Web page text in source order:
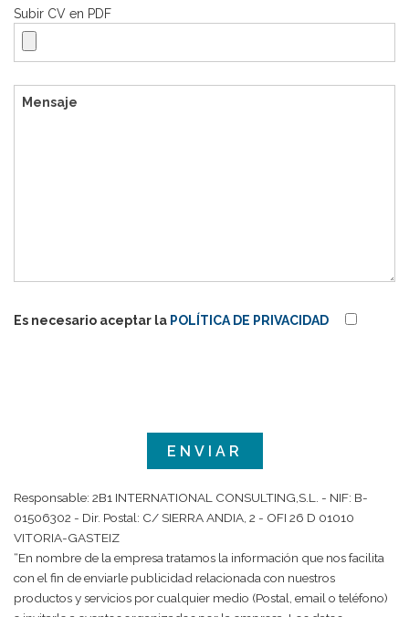
Subir CV en PDF
Es necesario aceptar la POLÍTICA DE PRIVACIDAD
Responsable: 2B1 INTERNATIONAL CONSULTING,S.L. - NIF: B-
01506302 - Dir. Postal: C/ SIERRA ANDIA, 2 - OFI 26 D 01010
VITORIA-GASTEIZ
“En nombre de la empresa tratamos la información que nos facilita
con el fin de enviarle publicidad relacionada con nuestros
productos y servicios por cualquier medio (Postal, email o teléfono)